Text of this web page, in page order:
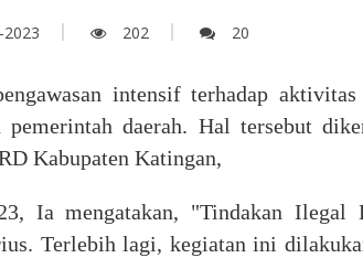
202 20
intensif terhadap
daerah. Hal tersebut
Kabupaten Katingan,
Ia mengatakan, "TindakanIlegal
Terlebih lagi, kegiatan ini